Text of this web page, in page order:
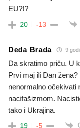
EU?!?
20 -13
Deda Brada 9
Da skratimo priču. U
Prvi maj ili Dan
nenormalno očekivati
nacifašizmom.
tako i Ukrajina.
19 -5